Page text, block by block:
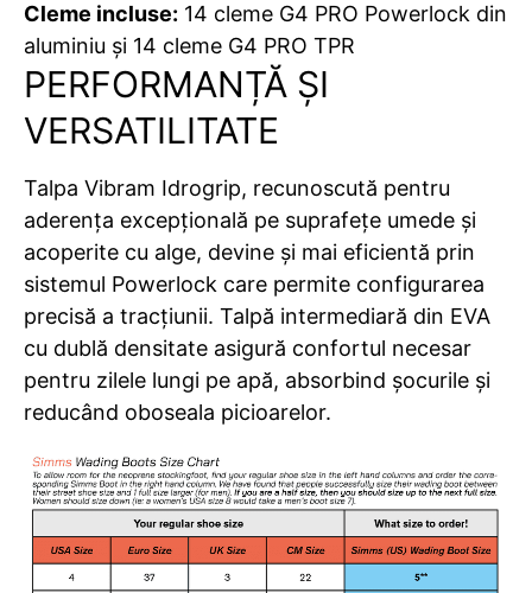
Cleme incluse: 14 cleme G4 PRO Powerlock din
aluminiu și 14 cleme G4 PRO TPR
PERFORMANȚĂ ȘI
VERSATILITATE
Talpa Vibram Idrogrip, recunoscută pentru
aderența excepțională pe suprafețe umede și
acoperite cu alge, devine și mai eficientă prin
sistemul Powerlock care permite configurarea
precisă a tracțiunii. Talpă intermediară din EVA
cu dublă densitate asigură confortul necesar
pentru zilele lungi pe apă, absorbind șocurile și
reducând oboseala picioarelor.